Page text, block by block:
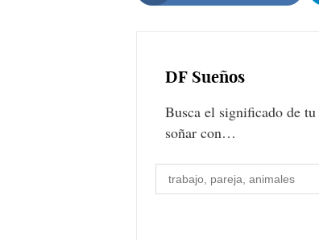
DFSueños
Busca el significado de
soñar con…